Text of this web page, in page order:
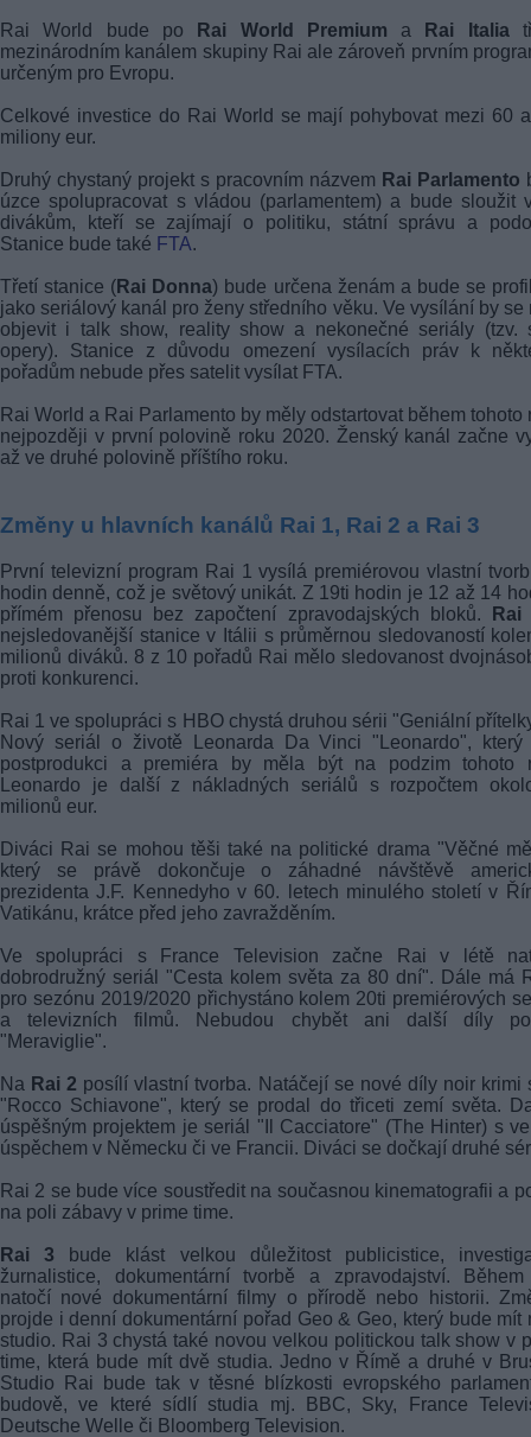
Rai World bude po Rai World Premium a Rai Italia
mezinárodním kanálem skupiny Rai ale zároveň prvním
určeným pro Evropu.
Celkové investice do Rai World se mají pohybovat mezi 60
miliony eur.
Druhý chystaný projekt s pracovním názvem Rai Parlamento
úzce spolupracovat s vládou (parlamentem) a bude sloužit
divákům, kteří se zajímají o politiku, státní správu a
Stanice bude také FTA.
Třetí stanice (Rai Donna) bude určena ženám a bude se
jako seriálový kanál pro ženy středního věku. Ve vysílání by se
objevit i talk show, reality show a nekonečné seriály (tzv.
opery). Stanice z důvodu omezení vysílacích práv k
pořadům nebude přes satelit vysílat FTA.
Rai World a Rai Parlamento by měly odstartovat během tohoto
nejpozději v první polovině roku 2020. Ženský kanál začne
až ve druhé polovině příštího roku.
Změny u hlavních kanálů Rai 1, Rai 2 a Rai 3
První televizní program Rai 1 vysílá premiérovou vlastní
hodin denně, což je světový unikát. Z 19ti hodin je 12 až 14
přímém přenosu bez započtení zpravodajských bloků.
Rai
nejsledovanější stanice v Itálii s průměrnou sledovaností
milionů diváků. 8 z 10 pořadů Rai mělo sledovanost
proti konkurenci.
Rai 1 ve spolupráci s HBO chystá druhou sérii "Geniální
Nový seriál o životě Leonarda Da Vinci "Leonardo",
postprodukci a premiéra by měla být na podzim tohoto
Leonardo je další z nákladných seriálů s rozpočtem
milionů eur.
Diváci Rai se mohou těši také na politické drama "Věčné
který se právě dokončuje o záhadné návštěvě
prezidenta J.F. Kennedyho v 60. letech minulého století v
Vatikánu, krátce před jeho zavražděním.
Ve spolupráci s France Television začne Rai v létě
dobrodružný seriál "Cesta kolem světa za 80 dní". Dále má
pro sezónu 2019/2020 přichystáno kolem 20ti premiérových
a televizních filmů. Nebudou chybět ani další díly
"Meraviglie".
Na Rai 2 posílí vlastní tvorba. Natáčejí se nové díly noir krimi
"Rocco Schiavone", který se prodal do třiceti zemí světa.
úspěšným projektem je seriál "Il Cacciatore" (The Hinter) s
úspěchem v Německu či ve Francii. Diváci se dočkají druhé
Rai 2 se bude více soustředit na současnou kinematografii a
na poli zábavy v prime time.
Rai 3 bude klást velkou důležitost publicistice,
žurnalistice, dokumentární tvorbě a zpravodajství.
natočí nové dokumentární filmy o přírodě nebo historii.
projde i denní dokumentární pořad Geo & Geo, který bude mít
studio. Rai 3 chystá také novou velkou politickou talk show v
time, která bude mít dvě studia. Jedno v Římě a druhé v
Studio Rai bude tak v těsné blízkosti evropského
budově, ve které sídlí studia mj. BBC, Sky, France
Deutsche Welle či Bloomberg Television.